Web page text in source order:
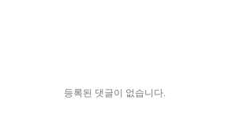
등록된 댓글이 없습니다.